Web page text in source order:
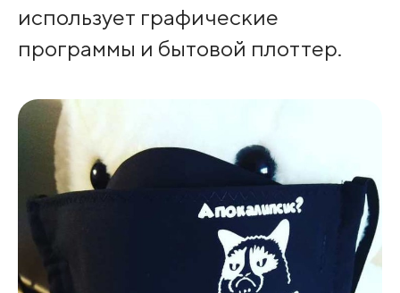
использует графические
программы и бытовой плоттер.